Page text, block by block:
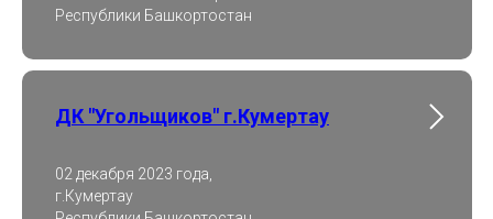
Республики Башкортостан
ДК "Угольщиков" г.Кумертау
02 декабря 2023 года,
г.Кумертау